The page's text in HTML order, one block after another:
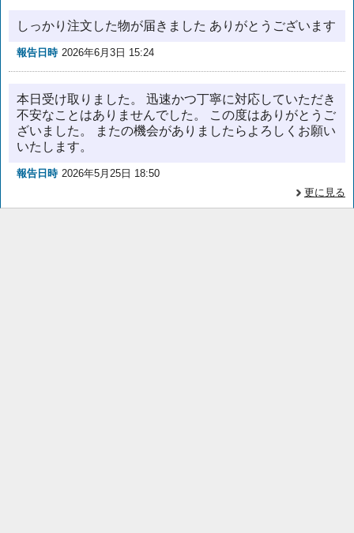
しっかり注文した物が届きました ありがとうございます
報告日時 2026年6月3日 15:24
本日受け取りました。 迅速かつ丁寧に対応していただき
不安なことはありませんでした。 この度はありがとうご
ざいました。 またの機会がありましたらよろしくお願い
いたします。
報告日時 2026年5月25日 18:50
更に見る